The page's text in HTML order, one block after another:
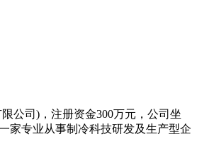
公司)，注册资金300万元，公司坐
家专业从事制冷科技研发及生产型企